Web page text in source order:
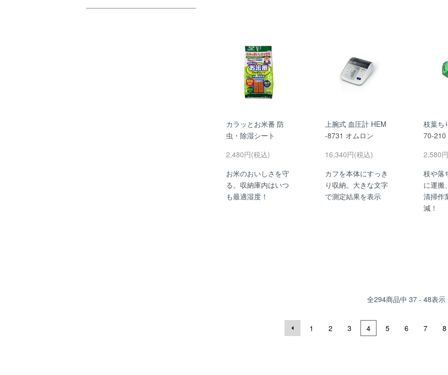
カラッとお米番 防
虫・除湿シート
2,480円(税込)
お米のおいしさを守
る。収納庫内はいつ
も最適湿度！
上腕式 血圧計 HEM
-8731 オムロン
16,340円(税込)
カフを本体にすっき
り収納。大きな文字
で測定結果を表示
枝葉ち
70-210
2,580
枝や落
に運搬
清掃作
減！
全294商品中 37 - 48表示
1 2 3 4 5 6 7 8